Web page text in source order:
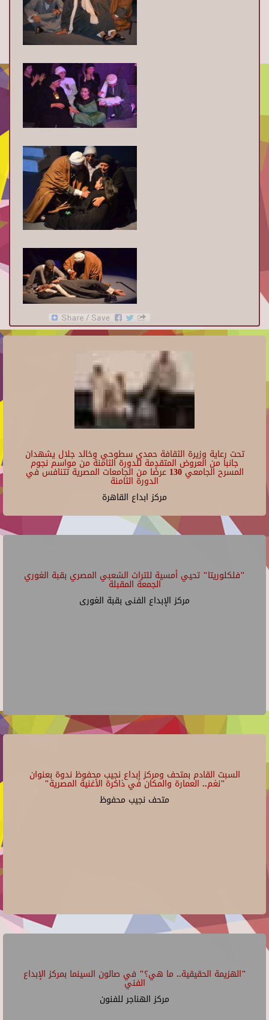
تحت رعاية وزيرة الثقافة حمدي سطوحي وخالد جلال يشهدان
جانبا من العروض المتقدمة للدورة الثامنة من مواسم نجوم
المسرح الجامعي 130 عرضًا من الجامعات المصرية تتنافس في
الدورة الثامنة
مركز ابداع القاهرة
"فلكلوريتا" تحيي أمسية للتراث الشعبي المصري بقبة الغوري
الجمعة المقبلة
مركز الإبداع الفنى بقبة الغورى
السبت القادم بمتحف ومركز إبداع نجيب محفوظ ندوة بعنوان
"نغم.. العمارة والمكان في ذاكرة الأغنية المصرية"
متحف نجيب محفوظ
"الهزيمة الحقيقية.. ما هي؟" في صالون السينما بمركز الإبداع
الفني
مركز الهناجر للفنون